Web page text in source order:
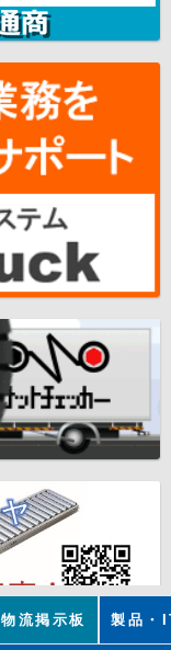
物流掲示板 製品・